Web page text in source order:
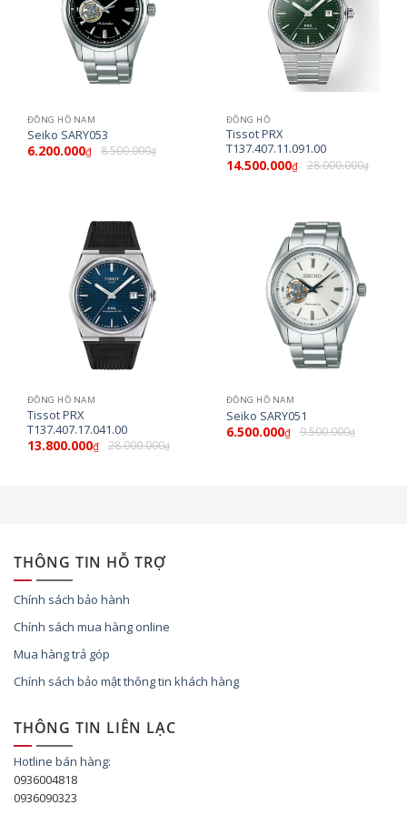
ĐỒNG HỒ NAM
Seiko SARY053
6.200.000₫ 8.500.000₫
ĐỒNG HỒ
Tissot PRX
T137.407.11.091.00
14.500.000₫ 28.000.000₫
ĐỒNG HỒ NAM
Tissot PRX
T137.407.17.041.00
13.800.000₫ 28.000.000₫
ĐỒNG HỒ NAM
Seiko SARY051
6.500.000₫ 9.500.000₫
THÔNG TIN HỖ TRỢ
Chính sách bảo hành
Chính sách mua hàng online
Mua hàng trả góp
Chính sách bảo mật thông tin khách hàng
THÔNG TIN LIÊN LẠC
Hotline bán hàng:
0936004818
0936090323